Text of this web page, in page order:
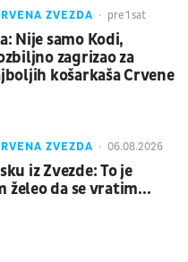
ZVEZDA pre 1 sat
Nije samo Kodi,
zagrizao za
košarkaša Crvene
ZVEZDA 06.08.2026
iz Zvezde: To je
želeo da se vratim...